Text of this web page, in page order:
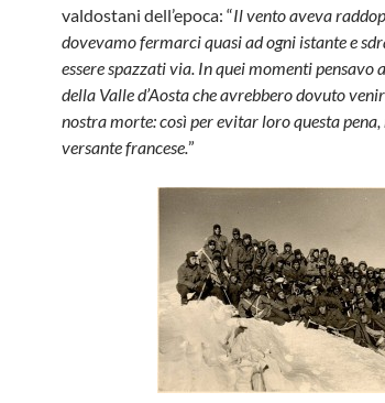
valdostani dell’epoca: “Il vento aveva
dovevamo fermarci quasi ad ogni istante e
essere spazzati via. In quei momenti pensavo
della Valle d’Aosta che avrebbero dovuto
nostra morte: così per evitar loro questa
versante francese.”